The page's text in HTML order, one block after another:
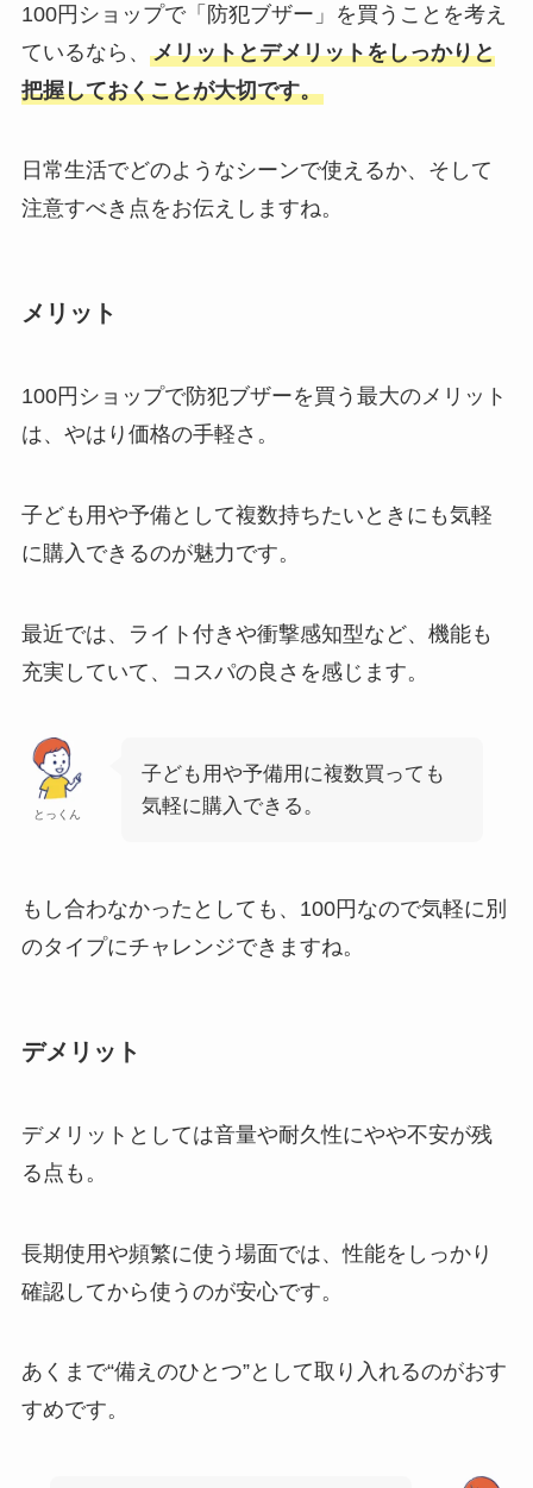
100円ショップで「防犯ブザー」を買うことを考え
ているなら、 メリットとデメリットをしっかりと
把握しておくことが大切です。
日常生活でどのようなシーンで使えるか、そして
注意すべき点をお伝えしますね。
メリット
100円ショップで防犯ブザーを買う最大のメリット
は、やはり価格の手軽さ。
子ども用や予備として複数持ちたいときにも気軽
に購入できるのが魅力です。
最近では、ライト付きや衝撃感知型など、機能も
充実していて、コスパの良さを感じます。
とっくん
子ども用や予備用に複数買っても
気軽に購入できる。
もし合わなかったとしても、100円なので気軽に別
のタイプにチャレンジできますね。
デメリット
デメリットとしては音量や耐久性にやや不安が残
る点も。
長期使用や頻繁に使う場面では、性能をしっかり
確認してから使うのが安心です。
あくまで“備えのひとつ”として取り入れるのがおす
すめです。